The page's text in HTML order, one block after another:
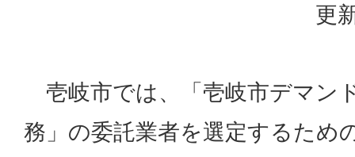
更
壱岐市では、「壱岐市デマン
務」の委託業者を選定するため